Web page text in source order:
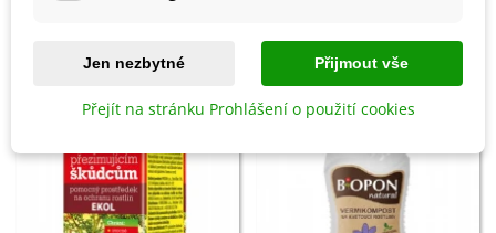
Jen nezbytné Přijmout vše
Přejít na stránku Prohlášení o použití cookies